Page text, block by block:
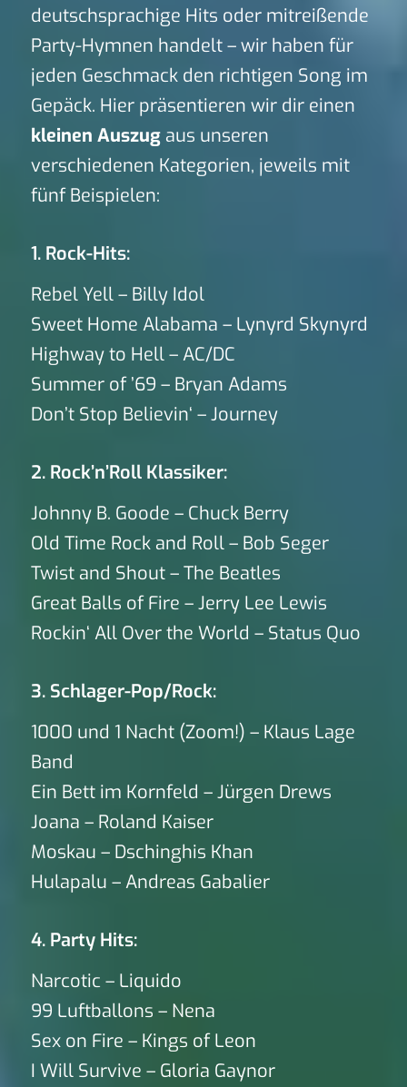
deutschsprachige Hits oder mitreißende
Party-Hymnen handelt – wir haben für
jeden Geschmack den richtigen Song im
Gepäck. Hier präsentieren wir dir einen
kleinen Auszugaus unseren
verschiedenen Kategorien, jeweils mit
fünf Beispielen:
1. Rock-Hits:
Rebel Yell – Billy Idol
Sweet Home Alabama – Lynyrd Skynyrd
Highway to Hell – AC/DC
Summer of ’69 – Bryan Adams
Don’t Stop Believin‘ – Journey
2. Rock’n’Roll Klassiker:
Johnny B. Goode – Chuck Berry
Old Time Rock and Roll – Bob Seger
Twist and Shout – The Beatles
Great Balls of Fire – Jerry Lee Lewis
Rockin‘ All Over the World – Status Quo
3. Schlager-Pop/Rock:
1000 und 1 Nacht (Zoom!) – Klaus Lage
Band
Ein Bett im Kornfeld – Jürgen Drews
Joana – Roland Kaiser
Moskau – Dschinghis Khan
Hulapalu – Andreas Gabalier
4. Party Hits:
Narcotic – Liquido
99 Luftballons – Nena
Sex on Fire – Kings of Leon
I Will Survive – Gloria Gaynor